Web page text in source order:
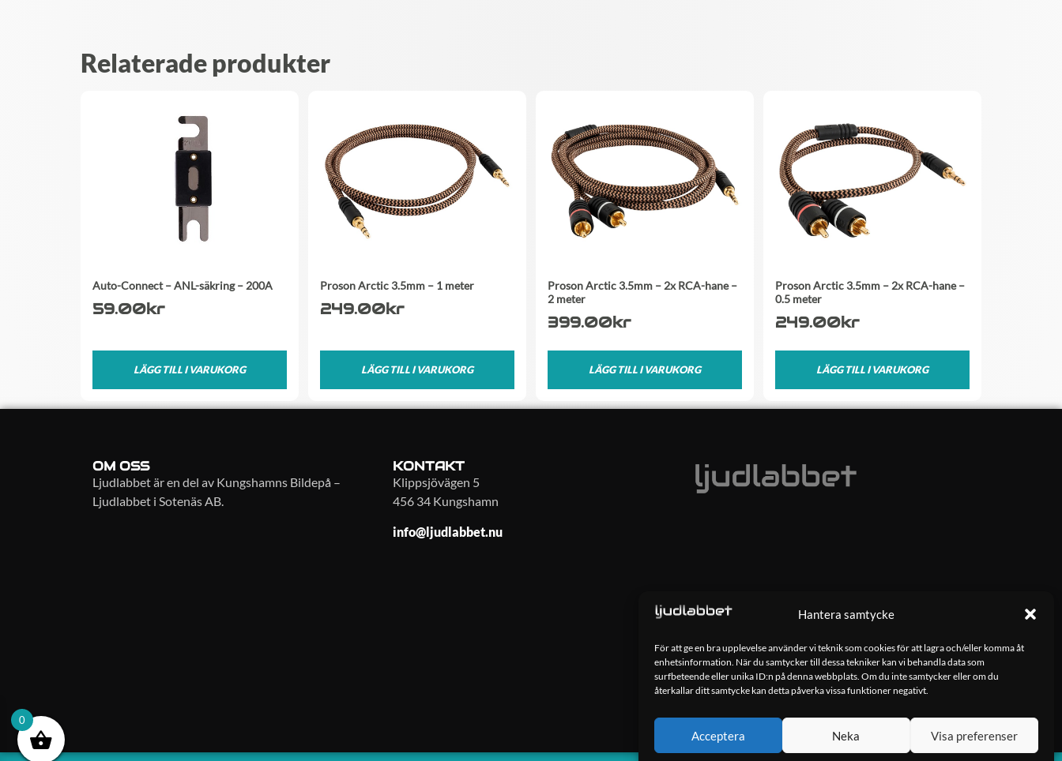
Hantera samtycke
För att ge en bra upplevelse använder vi teknik som cookies för att lagra och/eller komma åt
enhetsinformation. När du samtycker till dessa tekniker kan vi behandla data som
surfbeteende eller unika ID:n på denna webbplats. Om du inte samtycker eller om du
återkallar ditt samtycke kan detta påverka vissa funktioner negativt.
Acceptera Neka Visa preferenser
Relaterade produkter
Auto-Connect – ANL-säkring – 200A
59.00kr
LÄGG TILL I VARUKORG
Proson Arctic 3.5mm – 1 meter
249.00kr
LÄGG TILL I VARUKORG
Proson Arctic 3.5mm – 2x RCA-hane –
2 meter
399.00kr
LÄGG TILL I VARUKORG
Proson Arctic 3.5mm – 2x RCA-hane –
0.5 meter
249.00kr
LÄGG TILL I VARUKORG
OM OSS
Ljudlabbet är en del av Kungshamns Bildepå –
Ljudlabbet i Sotenäs AB.
KONTAKT
Klippsjövägen 5
456 34 Kungshamn
info@ljudlabbet.nu
0